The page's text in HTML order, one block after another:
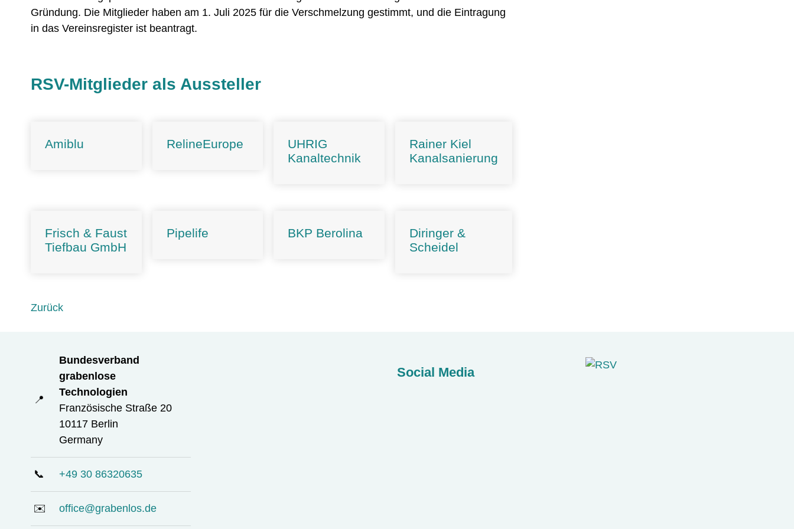
Gründung. Die Mitglieder haben am 1. Juli 2025 für die Verschmelzung gestimmt, und die Eintragung
in das Vereinsregister ist beantragt.
RSV-Mitglieder als Aussteller
Amiblu RelineEurope
UHRIG
Kanaltechnik
Rainer Kiel
Kanalsanierung
Frisch & Faust
Tiefbau GmbH
Pipelife BKP Berolina
Diringer &
Scheidel
Zurück
📍
Bundesverband
grabenlose
Technologien
Französische Straße 20
10117 Berlin
Germany
📞 +49 30 86320635
✉️ office@grabenlos.de
Social Media